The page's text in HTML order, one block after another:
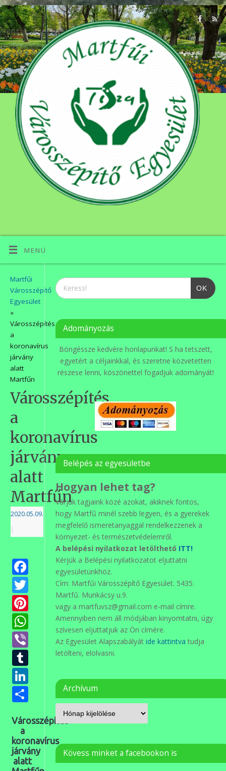
MENÜ
Martfűi
Városszépítő
Egyesület
»
Városszépítés
a
koronavírus
járvány
alatt
Martfűn
Városszépítés
a
koronavírus
járvány
alatt
Martfűn
2020.05.09.
|
Facebook
Twitter
Pinterest
WhatsApp
Viber
Tumblr
LinkedIn
Ossza
meg
Városszépítés
a
koronavírus
járvány
alatt
OK
Adományozás
Böngéssze kedvére honlapunkat! S ha tetszett,
egyetért a céljainkkal, és szeretne közvetetten
részese lenni, köszönettel fogadjuk adományát!
Belépés az egyesületbe
Hogyan lehet tag?
Várjuk tagjaink közé azokat, akiknek fontos,
hogy Martfű minél szebb legyen, és a gyerekek
megfelelő ismeretanyaggal rendelkezzenek a
környezet- és természetvédelemről.
A belépési nyilatkozat letölthető ITT!
Kérjük a Belépési nyilatkozatot eljuttatni
egyesületünkhöz.
Cím: Martfűi Városszépítő Egyesület. 5435.
Martfű. Munkácsy u.9.
vagy a martfuvsz@gmail.com e-mail címre.
Amennyiben nem áll módjában kinyomtatni, úgy
szívesen eljuttatjuk az Ön címére.
Az Egyesület Alapszabályát ide kattintva tudja
letölteni, elolvasni.
Archívum
Kövess minket a facebookon is